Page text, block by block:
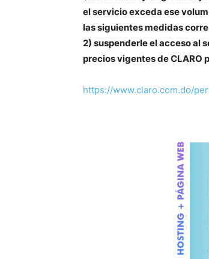
el servicio exceda ese
las siguientes medidas
2) suspenderle el acceso al
precios vigentes de CLARO
https://www.claro.com.do/